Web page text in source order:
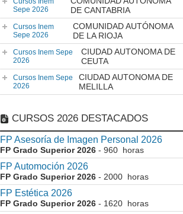
Sepe 2026
DE CANTABRIA
Cursos Inem
Sepe 2026
COMUNIDAD AUTÓNOMA
DE LA RIOJA
Cursos Inem Sepe
2026
CIUDAD AUTONOMA DE
CEUTA
Cursos Inem Sepe
2026
CIUDAD AUTONOMA DE
MELILLA
CURSOS 2026 DESTACADOS
FP Asesoría de Imagen Personal 2026
FP Grado Superior 2026 - 960 horas
FP Automoción 2026
FP Grado Superior 2026 - 2000 horas
FP Estética 2026
FP Grado Superior 2026 - 1620 horas